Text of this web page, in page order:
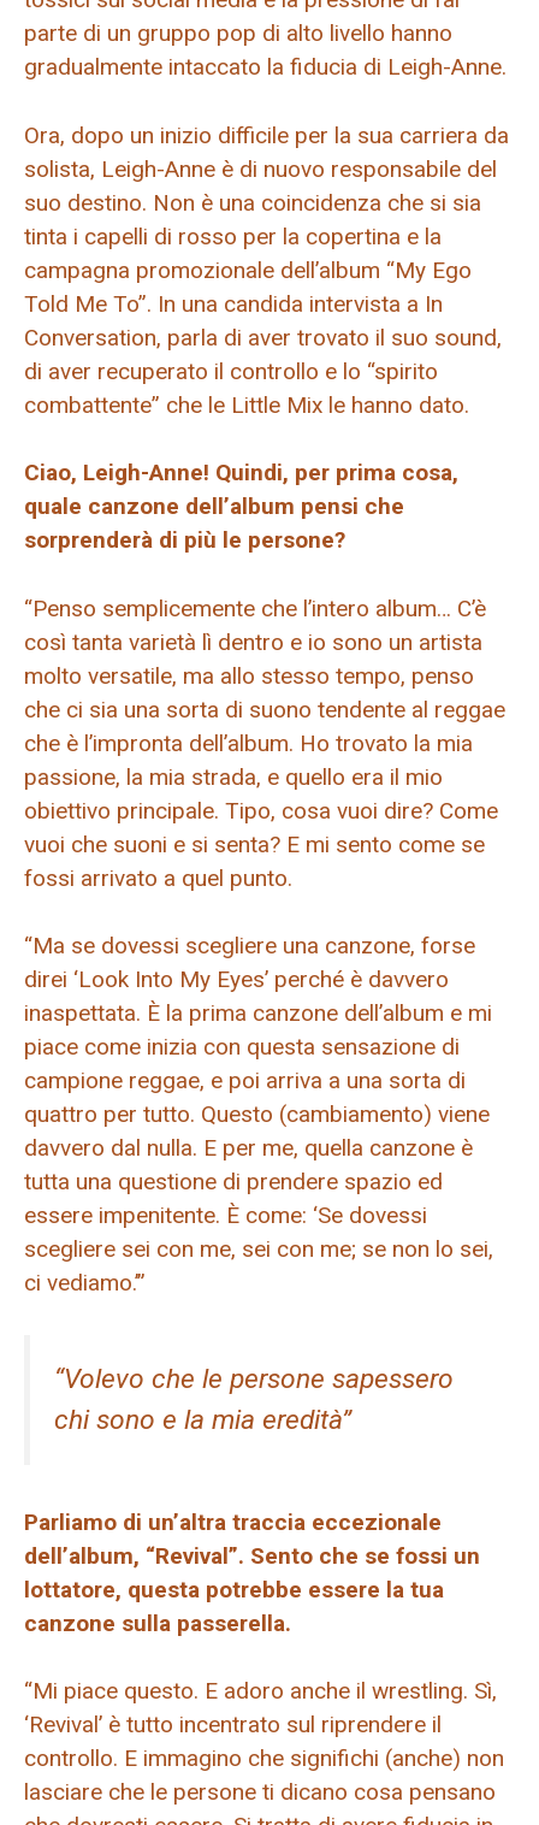
parte di un gruppo pop di alto livello hanno
gradualmente intaccato la fiducia di Leigh-Anne.
Ora, dopo un inizio difficile per la sua carriera da
solista, Leigh-Anne è di nuovo responsabile del
suo destino. Non è una coincidenza che si sia
tinta i capelli di rosso per la copertina e la
campagna promozionale dell’album “My Ego
Told Me To”. In una candida intervista a In
Conversation, parla di aver trovato il suo sound,
di aver recuperato il controllo e lo “spirito
combattente” che le Little Mix le hanno dato.
Ciao, Leigh-Anne! Quindi, per prima cosa,
quale canzone dell’album pensi che
sorprenderà di più le persone?
“Penso semplicemente che l’intero album… C’è
così tanta varietà lì dentro e io sono un artista
molto versatile, ma allo stesso tempo, penso
che ci sia una sorta di suono tendente al reggae
che è l’impronta dell’album. Ho trovato la mia
passione, la mia strada, e quello era il mio
obiettivo principale. Tipo, cosa vuoi dire? Come
vuoi che suoni e si senta? E mi sento come se
fossi arrivato a quel punto.
“Ma se dovessi scegliere una canzone, forse
direi ‘Look Into My Eyes’ perché è davvero
inaspettata. È la prima canzone dell’album e mi
piace come inizia con questa sensazione di
campione reggae, e poi arriva a una sorta di
quattro per tutto. Questo (cambiamento) viene
davvero dal nulla. E per me, quella canzone è
tutta una questione di prendere spazio ed
essere impenitente. È come: ‘Se dovessi
scegliere sei con me, sei con me; se non lo sei,
ci vediamo.’”
“Volevo che le persone sapessero
chi sono e la mia eredità”
Parliamo di un’altra traccia eccezionale
dell’album, “Revival”. Sento che se fossi un
lottatore, questa potrebbe essere la tua
canzone sulla passerella.
“Mi piace questo. E adoro anche il wrestling. Sì,
‘Revival’ è tutto incentrato sul riprendere il
controllo. E immagino che significhi (anche) non
lasciare che le persone ti dicano cosa pensano